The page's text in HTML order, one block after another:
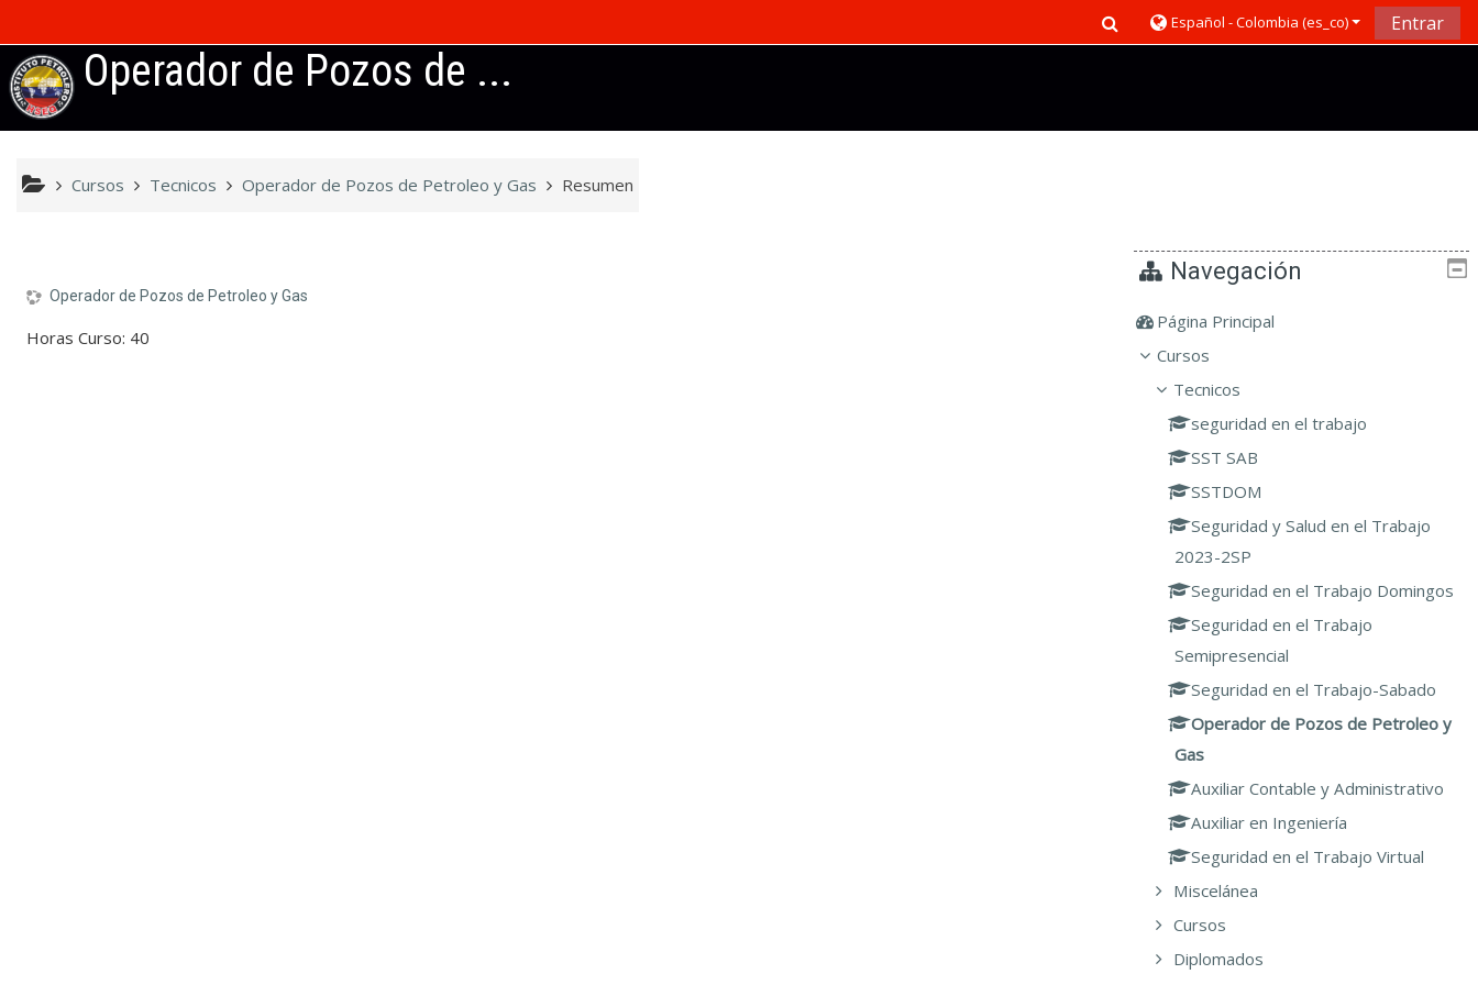
Toggle search input
Español - Colombia ‎(es_co)‎ Entrar
Operador de Pozos de ...
Cursos Tecnicos Operador de Pozos de Petroleo y Gas Resumen
Operador de Pozos de Petroleo y Gas
Horas Curso: 40
Navegación
Página Principal
Cursos
Tecnicos
seguridad en el trabajo
SST SAB
SSTDOM
Seguridad y Salud en el Trabajo
2023-2SP
Seguridad en el Trabajo Domingos
Seguridad en el Trabajo
Semipresencial
Seguridad en el Trabajo-Sabado
Operador de Pozos de Petroleo y
Gas
Auxiliar Contable y Administrativo
Auxiliar en Ingeniería
Seguridad en el Trabajo Virtual
Miscelánea
Cursos
Diplomados